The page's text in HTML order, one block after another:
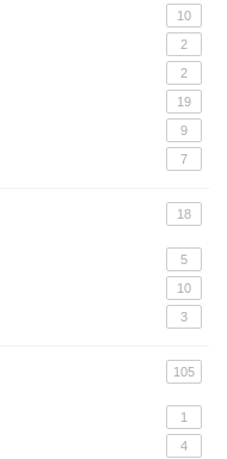
10
2
2
19
9
7
18
5
10
3
105
1
4